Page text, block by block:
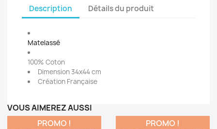
Description Détails du produit
Matelassé
100% Coton
Dimension 34x44 cm
Création Française
VOUS AIMEREZ AUSSI
PROMO !
PROMO !